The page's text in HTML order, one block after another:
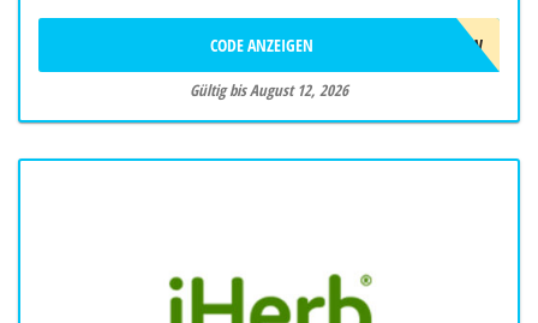
AUG26SW
CODE ANZEIGEN
Gültig bis August 12, 2026